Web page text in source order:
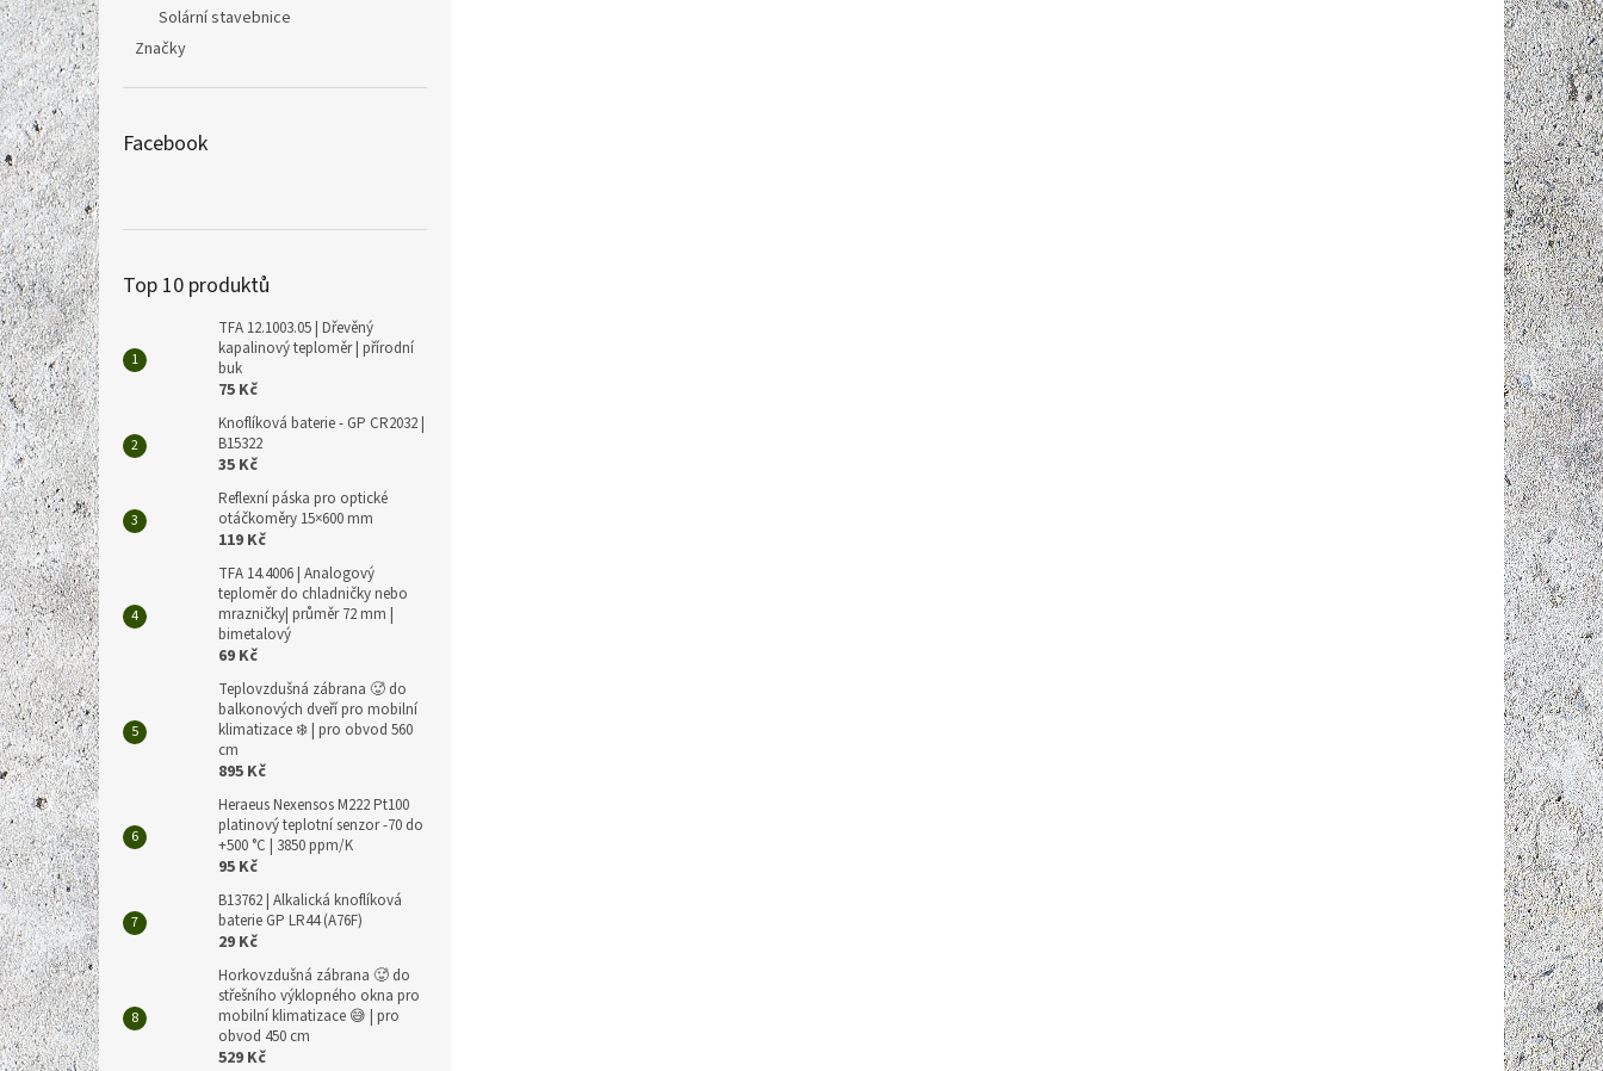
Solární stavebnice
Značky
Facebook
Top 10 produktů
TFA 12.1003.05 | Dřevěný
kapalinový teploměr | přírodní
buk
75 Kč
Knoflíková baterie - GP CR2032 |
B15322
35 Kč
Reflexní páska pro optické
otáčkoměry 15×600 mm
119 Kč
TFA 14.4006 | Analogový
teploměr do chladničky nebo
mrazničky| průměr 72 mm |
bimetalový
69 Kč
Teplovzdušná zábrana 🥵 do
balkonových dveří pro mobilní
klimatizace ❄️ | pro obvod 560
cm
895 Kč
Heraeus Nexensos M222 Pt100
platinový teplotní senzor -70 do
+500 °C | 3850 ppm/K
95 Kč
B13762 | Alkalická knoflíková
baterie GP LR44 (A76F)
29 Kč
Horkovzdušná zábrana 🥵 do
střešního výklopného okna pro
mobilní klimatizace 😅 | pro
obvod 450 cm
529 Kč